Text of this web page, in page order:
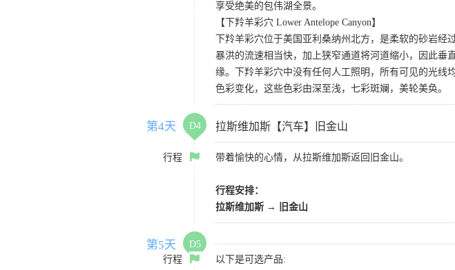
享受绝美的包伟湖全景。
【下羚羊彩穴 Lower Antelope Canyon】
下羚羊彩穴位于美国亚利桑纳州北方，是柔软的砂岩
暴洪的流速相当快，加上狭窄通道将河道缩小，因此垂
缘。下羚羊彩穴中没有任何人工照明，所有可见的光线
色彩变化，这些色彩由深至浅，七彩斑斓，美轮美奂。
第4天 D4 拉斯维加斯【汽车】旧金山
行程 带着愉快的心情，从拉斯维加斯返回旧金山。
行程安排：
拉斯维加斯 → 旧金山
第5天
D5
行程
以下是可选产品: